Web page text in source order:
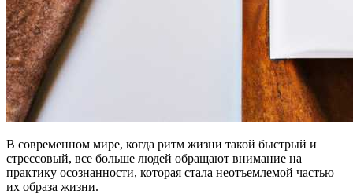
В современном мире, когда ритм жизни такой быстрый и
стрессовый, все больше людей обращают внимание на
практику осознанности, которая стала неотъемлемой частью
их образа жизни.